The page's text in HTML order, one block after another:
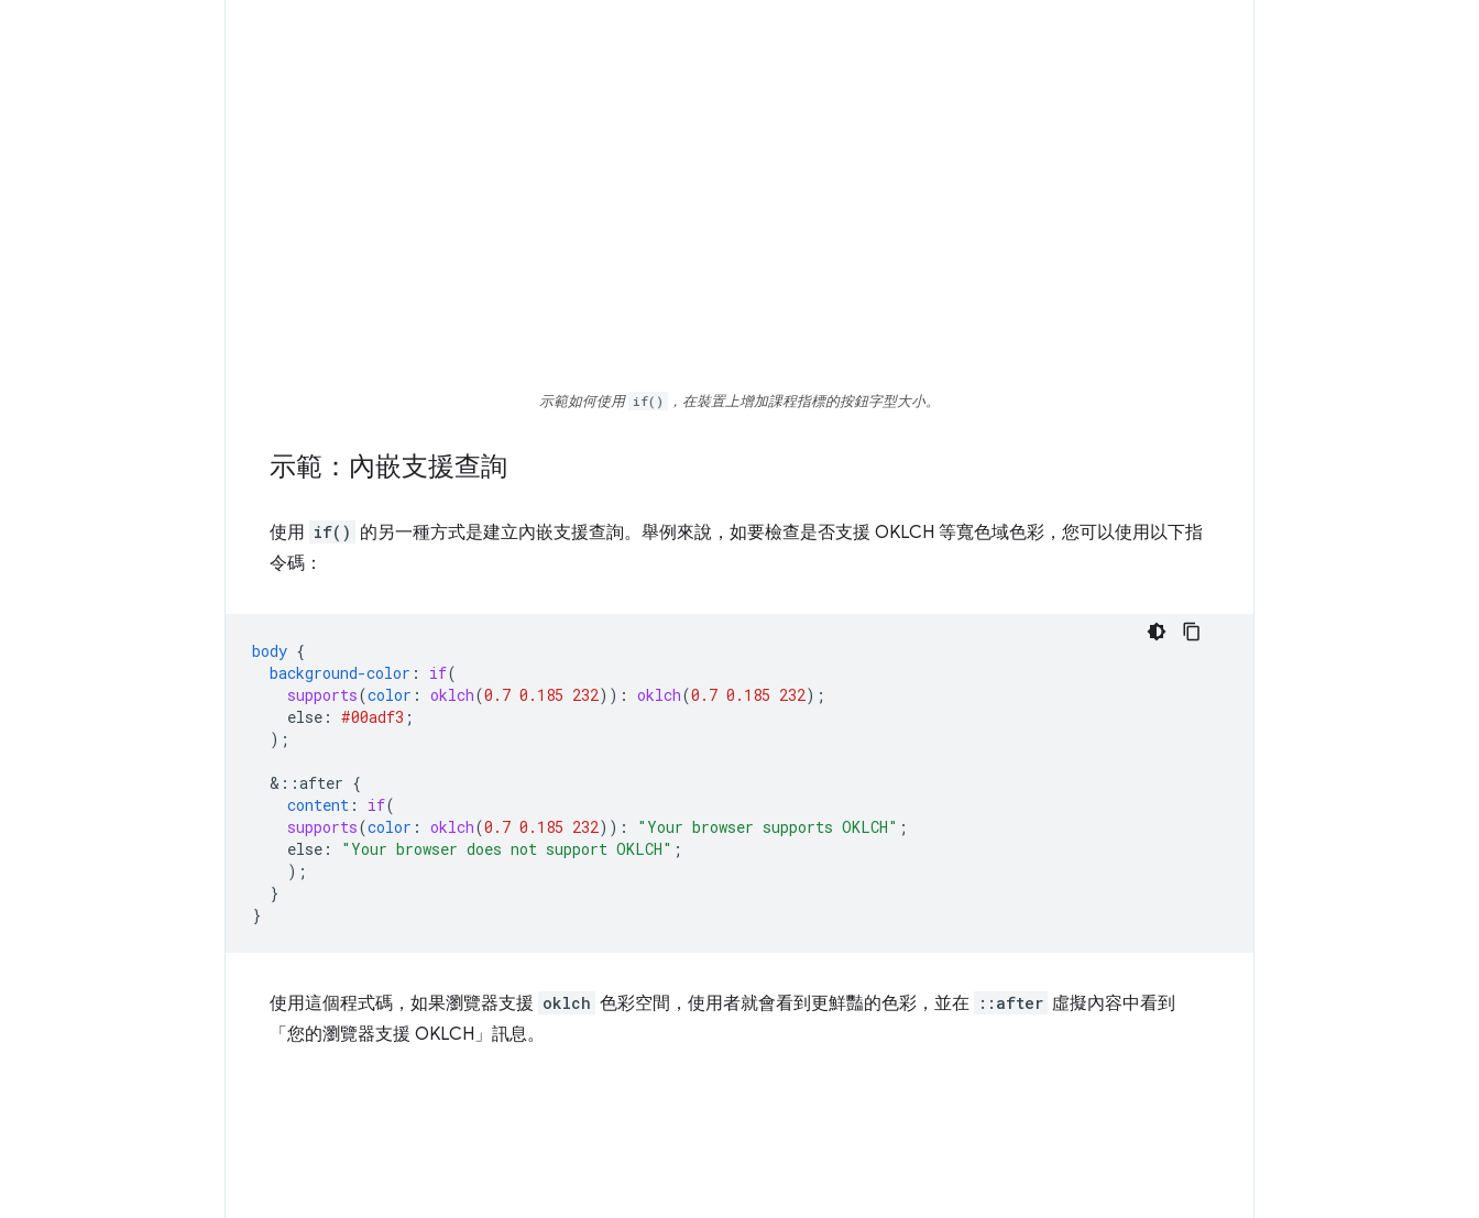
示範如何使用 if() ，在裝置上增加課程指標的按鈕字型大小。
示範：內嵌支援查詢
使用 if() 的另一種方式是建立內嵌支援查詢。舉例來說，如要檢查是否支援 OKLCH 等寬色域色彩，您可以使用以下指
令碼：
body {
background-color : if(
supports(color : oklch(0.7 0.185 232)) : oklch(0.7 0.185 232) ;
else : #00adf3 ;
);
& ::after {
content : if(
supports(color : oklch(0.7 0.185 232)) : "Your browser supports OKLCH" ;
else : "Your browser does not support OKLCH" ;
);
}
}
使用這個程式碼，如果瀏覽器支援 oklch 色彩空間，使用者就會看到更鮮豔的色彩，並在 ::after 虛擬內容中看到
「您的瀏覽器支援 OKLCH」訊息。